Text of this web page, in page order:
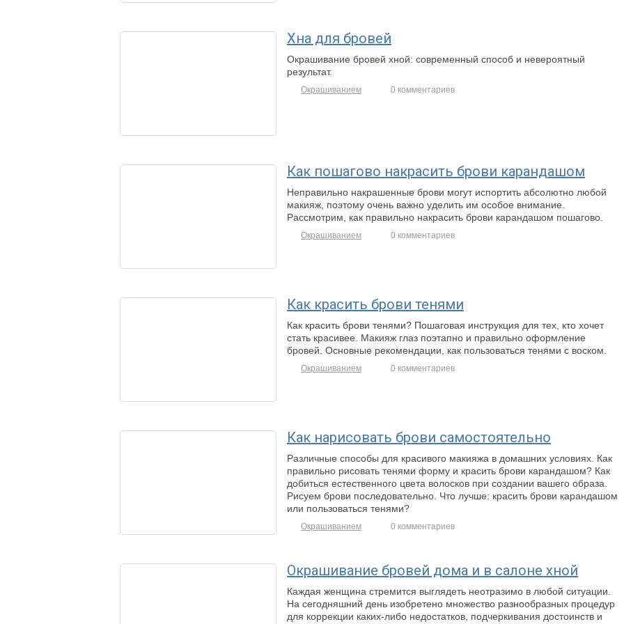
Хна для бровей
Окрашивание бровей хной: современный способ и невероятный
результат.
Окрашиванием 0 комментариев
Как пошагово накрасить брови карандашом
Неправильно накрашенные брови могут испортить абсолютно любой
макияж, поэтому очень важно уделить им особое внимание.
Рассмотрим, как правильно накрасить брови карандашом пошагово.
Окрашиванием 0 комментариев
Как красить брови тенями
Как красить брови тенями? Пошаговая инструкция для тех, кто хочет
стать красивее. Макияж глаз поэтапно и правильно оформление
бровей. Основные рекомендации, как пользоваться тенями с воском.
Окрашиванием 0 комментариев
Как нарисовать брови самостоятельно
Различные способы для красивого макияжа в домашних условиях. Как
правильно рисовать тенями форму и красить брови карандашом? Как
добиться естественного цвета волосков при создании вашего образа.
Рисуем брови последовательно. Что лучше: красить брови карандашом
или пользоваться тенями?
Окрашиванием 0 комментариев
Окрашивание бровей дома и в салоне хной
Каждая женщина стремится выглядеть неотразимо в любой ситуации.
На сегодняшний день изобретено множество разнообразных процедур
для коррекции каких-либо недостатков, подчеркивания достоинств и